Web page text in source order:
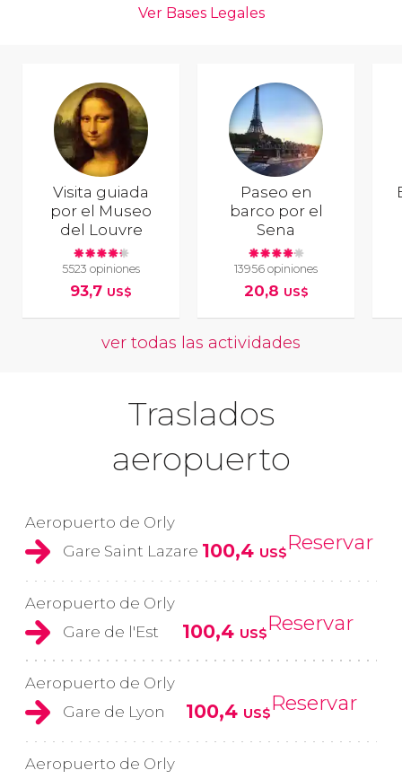
Visita guiada
por el Museo
del Louvre
5523 opiniones
93,7 US$
Paseo en
barco por el
Sena
13956 opiniones
20,8 US$
ver todas las actividades
Traslados
aeropuerto
Aeropuerto de Orly
Gare Saint Lazare 100,4 US$Reservar
Aeropuerto de Orly
Gare de l'Est
100,4 US$Reservar
Aeropuerto de Orly
Gare de Lyon
100,4 US$Reservar
Aeropuerto de Orly